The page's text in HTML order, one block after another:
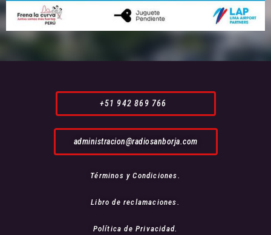
+51 942 869 766
administracion@radiosanborja.com
Términos y Condiciones.
Libro de reclamaciones.
Política de Privacidad.